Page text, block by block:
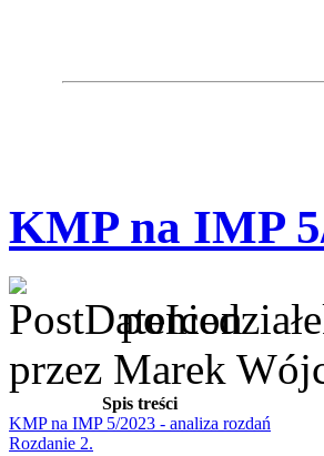
KMP na IMP
przez Marek
Spis treści
KMP na IMP 5/2023 - analiza rozdań
Rozdanie 2.